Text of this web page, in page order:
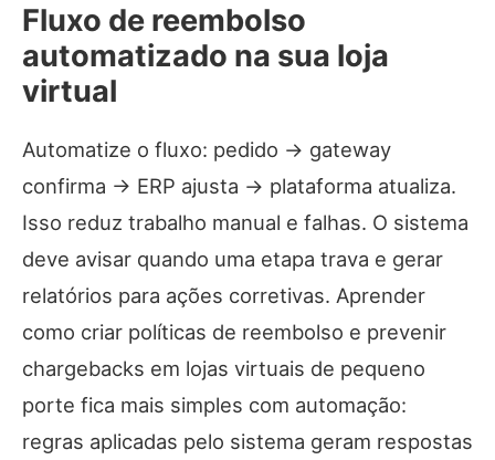
Fluxo de reembolso
automatizado na sua loja
virtual
Automatize o fluxo: pedido → gateway
confirma → ERP ajusta → plataforma atualiza.
Isso reduz trabalho manual e falhas. O sistema
deve avisar quando uma etapa trava e gerar
relatórios para ações corretivas. Aprender
como criar políticas de reembolso e prevenir
chargebacks em lojas virtuais de pequeno
porte fica mais simples com automação:
regras aplicadas pelo sistema geram respostas